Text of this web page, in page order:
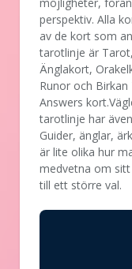
perspektiv. Alla
av de kort som
tarotlinje är
Änglakort,
Runor och Birkan
Answers
tarotlinje har
Guider, änglar,
är lite olika hur
medvetna om
till ett större val.